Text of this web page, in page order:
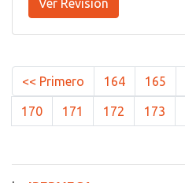
Ver Revisión
<< Primero 164 165
170 171 172 173